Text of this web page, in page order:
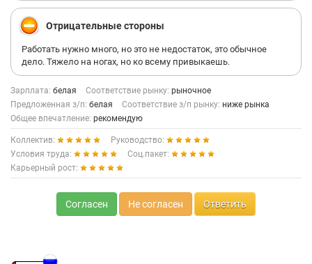
Отрицательные стороны
Работать нужно много, но это не недостаток, это обычное
дело. Тяжело на ногах, но ко всему привыкаешь.
Зарплата: белая Соответствие рынку: рыночное
Предложенная з/п: белая Соответствие з/п рынку: ниже рынка
Общее впечатление: рекомендую
Коллектив:
Руководство:
Условия труда:
Соц.пакет:
Карьерный рост:
Согласен Не согласен Ответить